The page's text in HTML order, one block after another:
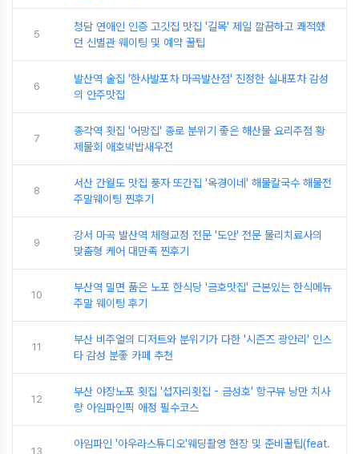
5
청담 연애인 인증 고깃집 맛집 '길목' 제일 깔끔하고 쾌적했
던 신별관 웨이팅 및 예약 꿀팁
6
발산역 술집 '한사발포차 마곡발산점' 진정한 실내포차 감성
의 안주맛집
7
종각역 횟집 '어망집' 종로 분위기 좋은 해산물 요리주점 황
제물회 애호박밥새우전
8
서산 간월도 맛집 풍자 또간집 '옥경이네' 해물칼국수 해물전
주말웨이팅 찐후기
9
강서 마곡 발산역 체형교정 전문 '도안' 전문 물리치료사의
맞춤형 케어 대만족 찐후기
10
부산역 밀면 품은 노포 한식당 '금호맛집' 근본있는 한식메뉴
주말 웨이팅 후기
11
부산 비주얼의 디저트와 분위기가 다한 '시즌즈 광안리' 인스
타 감성 분좋 카페 추천
12
부산 야장노포 횟집 '섭자리횟집 - 금성호' 항구뷰 낭만 치사
량 아임파인픽 애정 필수코스
13
아임파인 '아우라스튜디오'웨딩촬영 현장 및 준비꿀팁(feat.